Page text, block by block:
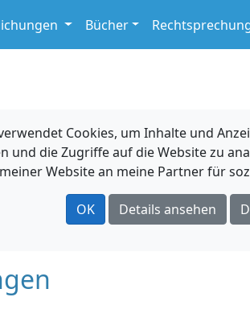
Bücher
Cookies, um Inhalte und
und die Zugriffe auf die Website zu
Website an meine Partner für
OK Details ansehen